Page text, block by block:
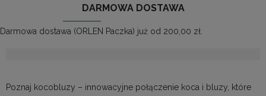
DARMOWA DOSTAWA
Darmowa dostawa (ORLEN Paczka) już od 200,00 zł.
Poznaj kocobluzy – innowacyjne połączenie koca i bluzy, które